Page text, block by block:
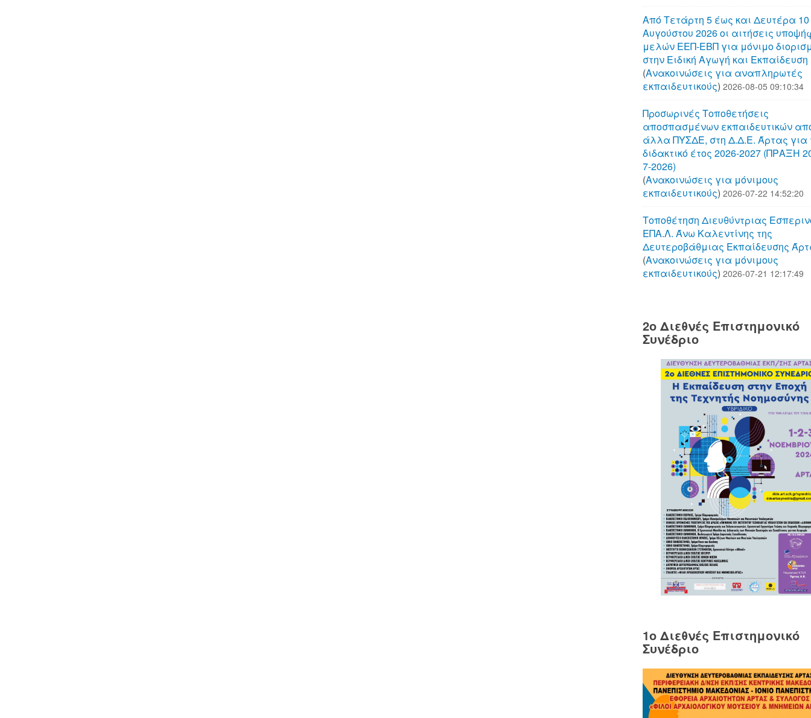
Από Τετάρτη 5 έως και Δευτέρα 10
Αυγούστου 2026 οι αιτήσεις
μελών ΕΕΠ-ΕΒΠ για μόνιμο
στην Ειδική Αγωγή και Εκπαίδευση
(Aνακοινώσεις για αναπληρωτές
εκπαιδευτικούς) 2026-08-05 09:10:34
Προσωρινές Τοποθετήσεις
αποσπασμένων εκπαιδευτικών
άλλα ΠΥΣΔΕ, στη Δ.Δ.Ε. Άρτας για
διδακτικό έτος 2026-2027 (ΠΡΑΞΗ
7-2026)
(Aνακοινώσεις για μόνιμους
εκπαιδευτικούς) 2026-07-22 14:52:20
Τοποθέτηση Διευθύντριας
ΕΠΑ.Λ. Άνω Καλεντίνης της
Δευτεροβάθμιας Εκπαίδευσης
(Aνακοινώσεις για μόνιμους
εκπαιδευτικούς) 2026-07-21 12:17:49
2o Διεθνές Επιστημονικό
Συνέδριο
1o Διεθνές Επιστημονικό
Συνέδριο